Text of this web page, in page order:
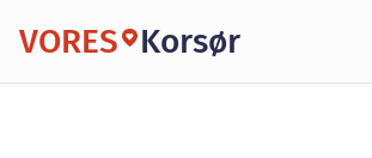
VORES Korsør